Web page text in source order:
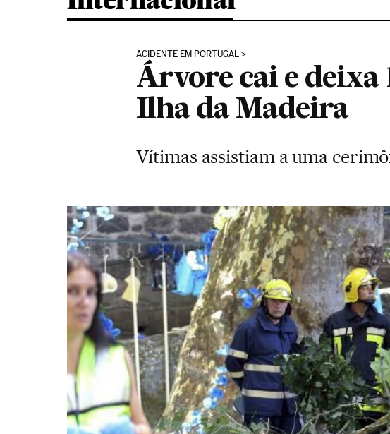
ACIDENTE EM PORTUGAL
Árvore cai e
Ilha da Madeira
Vítimas assistiam a uma